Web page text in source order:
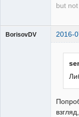
but
BorisovDV 2016-